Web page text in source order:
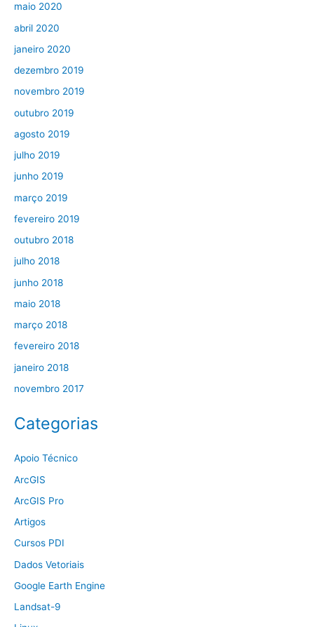
maio 2020
abril 2020
janeiro 2020
dezembro 2019
novembro 2019
outubro 2019
agosto 2019
julho 2019
junho 2019
março 2019
fevereiro 2019
outubro 2018
julho 2018
junho 2018
maio 2018
março 2018
fevereiro 2018
janeiro 2018
novembro 2017
Categorias
Apoio Técnico
ArcGIS
ArcGIS Pro
Artigos
Cursos PDI
Dados Vetoriais
Google Earth Engine
Landsat-9